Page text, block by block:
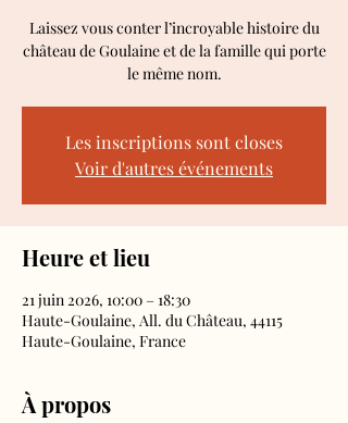
Laissez vous conter l’incroyable histoire du
château de Goulaine et de la famille qui porte
le même nom.
Les inscriptions sont closes
Voir d'autres événements
Heure et lieu
21 juin 2026, 10:00 – 18:30
Haute-Goulaine, All. du Château, 44115
Haute-Goulaine, France
À propos